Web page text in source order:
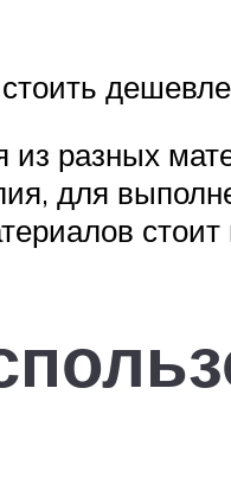
из разных
для